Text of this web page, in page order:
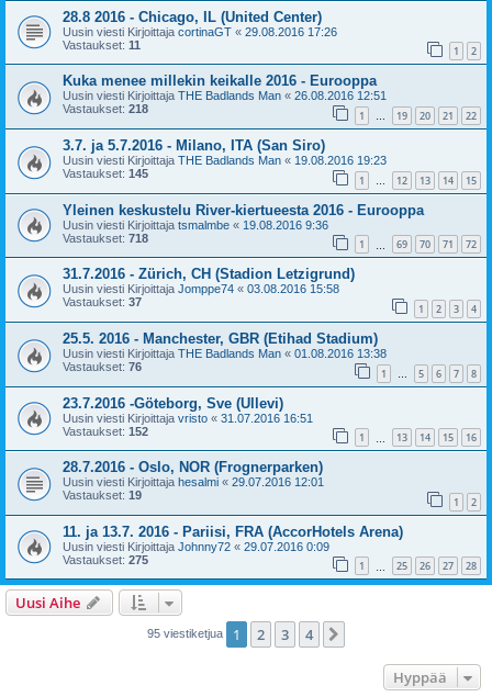
28.8 2016 - Chicago, IL (United Center)
Uusin viesti Kirjoittaja cortinaGT « 29.08.2016 17:26
Vastaukset: 11 1 2
Kuka menee millekin keikalle 2016 - Eurooppa
Uusin viesti Kirjoittaja THE Badlands Man « 26.08.2016 12:51
Vastaukset: 218 1 … 19 20 21 22
3.7. ja 5.7.2016 - Milano, ITA (San Siro)
Uusin viesti Kirjoittaja THE Badlands Man « 19.08.2016 19:23
Vastaukset: 145 1 … 12 13 14 15
Yleinen keskustelu River-kiertueesta 2016 - Eurooppa
Uusin viesti Kirjoittaja tsmalmbe « 19.08.2016 9:36
Vastaukset: 718 1 69 70 71 72
31.7.2016 - Zürich, CH (Stadion Letzigrund)
Uusin viesti Kirjoittaja Jomppe74 « 03.08.2016 15:58
Vastaukset: 37 1 2 3 4
25.5. 2016 - Manchester, GBR (Etihad Stadium)
Uusin viesti Kirjoittaja THE Badlands Man « 01.08.2016 13:38
Vastaukset: 76 1 5 6 7 8
23.7.2016 -Göteborg, Sve (Ullevi)
Uusin viesti Kirjoittaja vristo « 31.07.2016 16:51
Vastaukset: 152 1 13 14 15 16
28.7.2016 - Oslo, NOR (Frognerparken)
Uusin viesti Kirjoittaja hesalmi « 29.07.2016 12:01
Vastaukset: 19 1 2
11. ja 13.7. 2016 - Pariisi, FRA (AccorHotels Arena)
Uusin viesti Kirjoittaja Johnny72 « 29.07.2016 0:09
Vastaukset: 275 1 25 26 27 28
Uusi Aihe
95 viestiketjua 1 2 3 4
Hyppää